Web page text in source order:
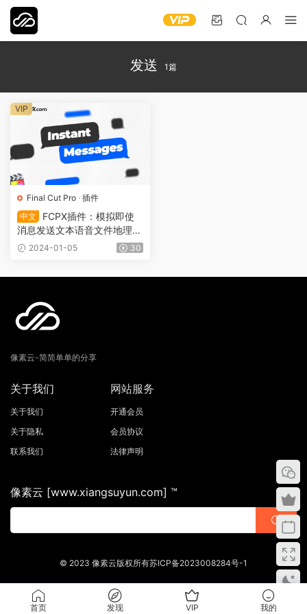
发送 1篇
Final Cut Pro · 插件
中文
FCPX插件：模拟即使
消息发送文本语音文件地理位
置对话框 Instant Messages
2024-01-05 30
VIP
像素云-简简单单的分享
关于我们
关于我们
关于隐私
联系我们
网站服务
开通会员
会员协议
法律声明
像素云 [www.xiangsuyun.com] ™
© 2023 像素云版权所有苏ICP备2023008284号-1
首页 发现 VIP 我的